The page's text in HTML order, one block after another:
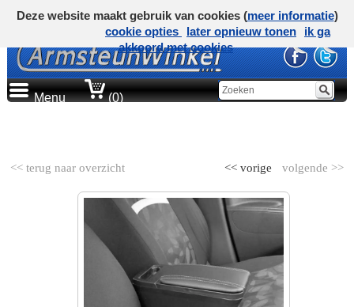
Menu (0)
<< terug naar overzicht volgende >>
<< vorige
Deze website maakt gebruik van cookies (meer informatie)
cookie opties
later opnieuw tonen
ik ga
akkoord met cookies